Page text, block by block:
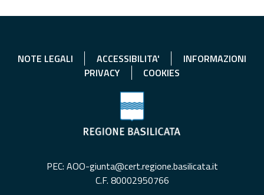
NOTE LEGALI ACCESSIBILITA'
INFORMAZIONI
PRIVACY
COOKIES
PEC: AOO-giunta@cert.regione.basilicata.it
C.F. 80002950766